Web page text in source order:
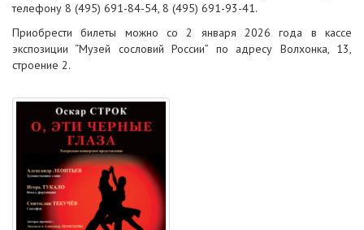
телефону 8 (495) 691-84-54, 8 (495) 691-93-41.
Приобрести билеты можно со 2 января 2026 года в кассе
экспозиции “Музей сословий России” по адресу Волхонка, 13,
строение 2.